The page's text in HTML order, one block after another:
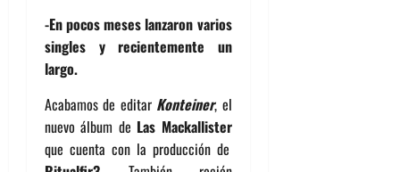
-En pocos meses lanzaron varios
singles y recientemente un
largo.
Acabamos de editar Konteiner, el
nuevo álbum de Las Mackallister
que cuenta con la producción de